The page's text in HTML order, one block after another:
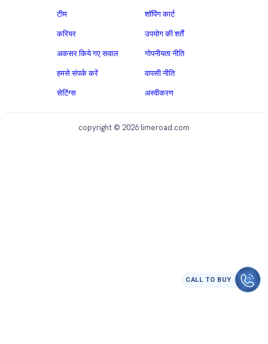
टीम
करियर
अकसर किये गए सवाल
हमसे संपर्क करें
सेटिंग्स
शॉपिंग कार्ट
उपयोग की शर्तें
गोपनीयता नीति
वापसी नीति
अस्वीकरण
copyright © 2026 limeroad.com
CALL TO BUY